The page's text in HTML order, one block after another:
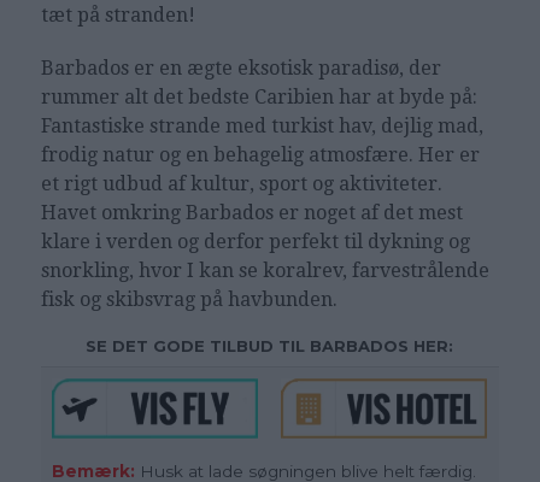
tæt på stranden!
Barbados er en ægte eksotisk paradisø, der
rummer alt det bedste Caribien har at byde på:
Fantastiske strande med turkist hav, dejlig mad,
frodig natur og en behagelig atmosfære. Her er
et rigt udbud af kultur, sport og aktiviteter.
Havet omkring Barbados er noget af det mest
klare i verden og derfor perfekt til dykning og
snorkling, hvor I kan se koralrev, farvestrålende
fisk og skibsvrag på havbunden.
SE DET GODE TILBUD TIL BARBADOS HER:
Bemærk: Husk at lade søgningen blive helt færdig.